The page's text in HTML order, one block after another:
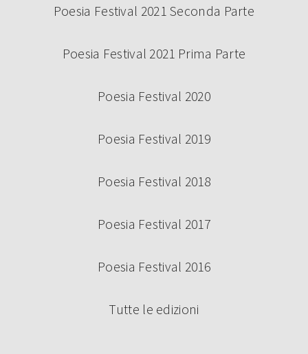
Poesia Festival 2021 Seconda Parte
Poesia Festival 2021 Prima Parte
Poesia Festival 2020
Poesia Festival 2019
Poesia Festival 2018
Poesia Festival 2017
Poesia Festival 2016
Tutte le edizioni